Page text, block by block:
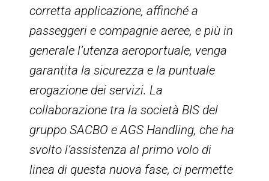
corretta applicazione, affinché a
passeggeri e compagnie aeree, e più in
generale l’utenza aeroportuale, venga
garantita la sicurezza e la puntuale
erogazione dei servizi. La
collaborazione tra la società BIS del
gruppo SACBO e AGS Handling, che ha
svolto l’assistenza al primo volo di
linea di questa nuova fase, ci permette